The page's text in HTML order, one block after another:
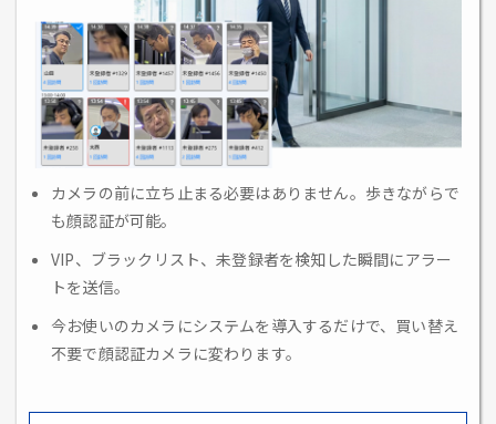
カメラの前に立ち止まる必要はありません。歩きながらで
も顔認証が可能。
VIP、ブラックリスト、未登録者を検知した瞬間にアラー
トを送信。
今お使いのカメラにシステムを導入するだけで、買い替え
不要で顔認証カメラに変わります。